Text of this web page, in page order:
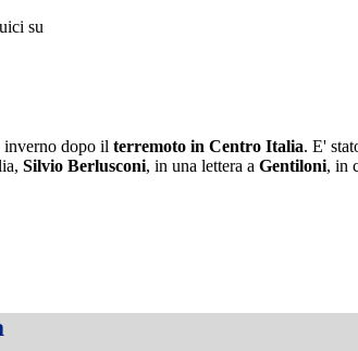
su
inverno dopo il terremoto in Centro Italia. E'
Silvio Berlusconi, in una lettera a Gentiloni, in